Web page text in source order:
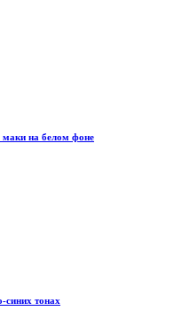
маки на белом фоне
синих тонах